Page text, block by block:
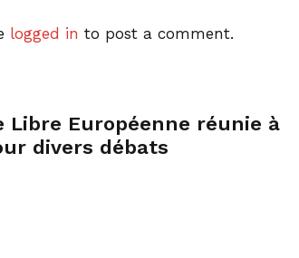
logged in to post a comment.
Libre Européenne réunie à
divers débats